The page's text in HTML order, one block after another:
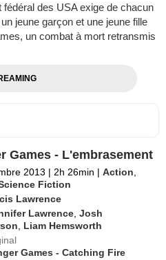
des USA exige de chacun
jeune garçon et une jeune fille
un combat à mort retransmis
Games - L'embrasement
2013 | 2h 26min | Action
Fiction
Lawrence
Lawrence ,Josh
Liam Hemsworth
Games - Catching Fire